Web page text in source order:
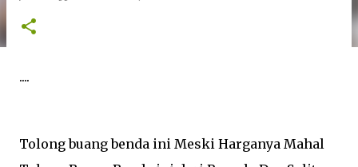
....
Tolong buang benda ini Meski Harganya Mahal